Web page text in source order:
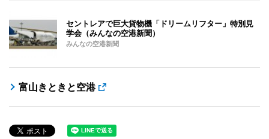
セントレアで巨大貨物機「ドリームリフター」特別見
学会（みんなの空港新聞）
みんなの空港新聞
富山きときと空港